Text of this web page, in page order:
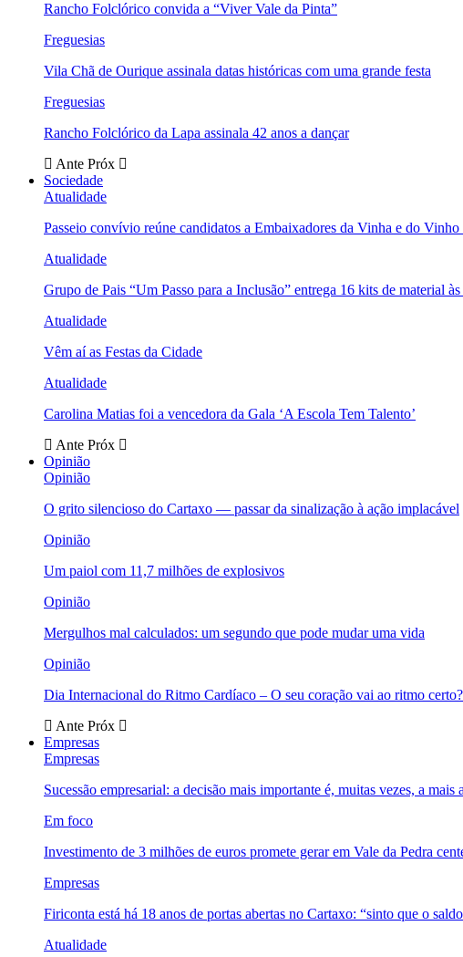
Rancho Folclórico convida a “Viver Vale da Pinta”
Freguesias
Vila Chã de Ourique assinala datas históricas com uma grande festa
Freguesias
Rancho Folclórico da Lapa assinala 42 anos a dançar
Ante Próx
Sociedade
Atualidade
Passeio convívio reúne candidatos a Embaixadores da Vinha e do
Atualidade
Grupo de Pais “Um Passo para a Inclusão” entrega 16 kits de material
Atualidade
Vêm aí as Festas da Cidade
Atualidade
Carolina Matias foi a vencedora da Gala ‘A Escola Tem Talento’
Ante Próx
Opinião
Opinião
O grito silencioso do Cartaxo — passar da sinalização à ação implacável
Opinião
Um paiol com 11,7 milhões de explosivos
Opinião
Mergulhos mal calculados: um segundo que pode mudar uma vida
Opinião
Dia Internacional do Ritmo Cardíaco – O seu coração vai ao ritmo certo?
Ante Próx
Empresas
Empresas
Sucessão empresarial: a decisão mais importante é, muitas vezes, a mais
Em foco
Investimento de 3 milhões de euros promete gerar em Vale da Pedra
Empresas
Firiconta está há 18 anos de portas abertas no Cartaxo: “sinto que o
Atualidade